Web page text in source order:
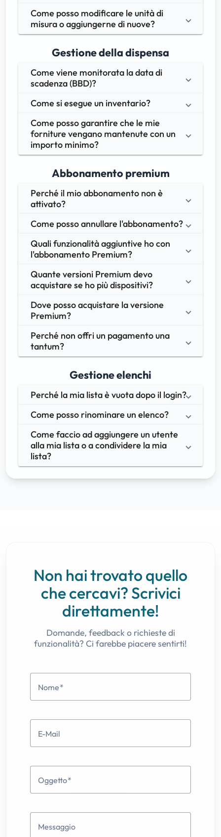
Come posso modificare le unità di
misura o aggiungerne di nuove?
Gestione della dispensa
Come viene monitorata la data di
scadenza (BBD)?
Come si esegue un inventario?
Come posso garantire che le mie
forniture vengano mantenute con un
importo minimo?
Abbonamento premium
Perché il mio abbonamento non è
attivato?
Come posso annullare l'abbonamento?
Quali funzionalità aggiuntive ho con
l'abbonamento Premium?
Quante versioni Premium devo
acquistare se ho più dispositivi?
Dove posso acquistare la versione
Premium?
Perché non offri un pagamento una
tantum?
Gestione elenchi
Perché la mia lista è vuota dopo il login?
Come posso rinominare un elenco?
Come faccio ad aggiungere un utente
alla mia lista o a condividere la mia
lista?
Non hai trovato quello
che cercavi? Scrivici
direttamente!
Domande, feedback o richieste di
funzionalità? Ci farebbe piacere sentirti!
Nome
E-Mail
Oggetto
Messaggio